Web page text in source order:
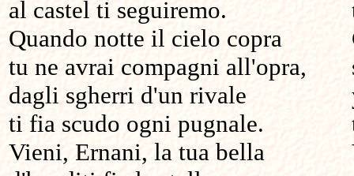
al castel ti seguiremo.
Quando notte il cielo copra
tu ne avrai compagni all'opra,
dagli sgherri d'un rivale
ti fia scudo ogni pugnale.
Vieni, Ernani, la tua bella